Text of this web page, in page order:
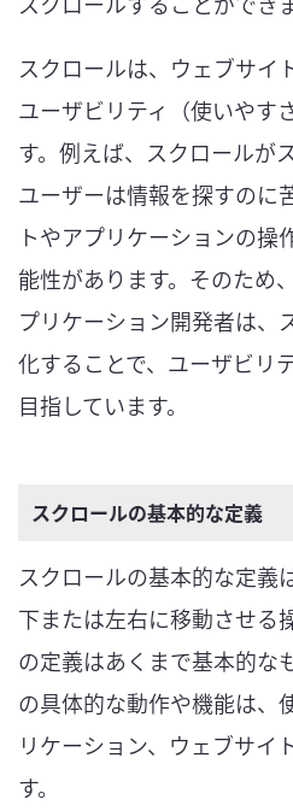
スクロールは、ウェブサイ
ユーザビリティ（使いやす
す。例えば、スクロールが
ユーザーは情報を探すのに
トやアプリケーションの操
能性があります。そのため
プリケーション開発者は、
化することで、ユーザビリ
目指しています。
スクロールの基本的な定義
スクロールの基本的な定義
下または左右に移動させる
の定義はあくまで基本的な
の具体的な動作や機能は、
リケーション、ウェブサイ
す。